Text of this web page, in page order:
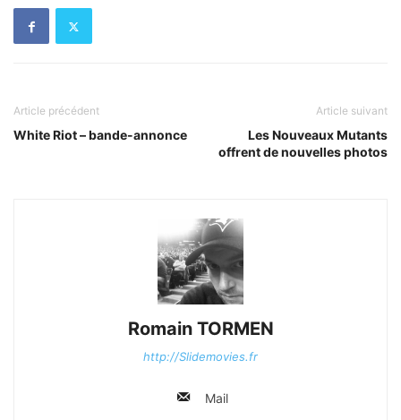
Article précédent
White Riot – bande-annonce
Article suivant
Les Nouveaux Mutants
offrent de nouvelles photos
Romain TORMEN
http://Slidemovies.fr
Mail